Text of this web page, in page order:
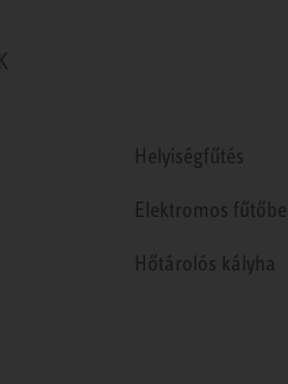
Helyiségfűtés
Elektromos
Hőtárolós kályha